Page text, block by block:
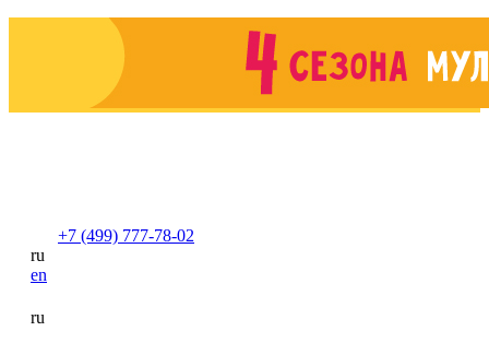
+7 (499) 777-78-02
ru
en
ru